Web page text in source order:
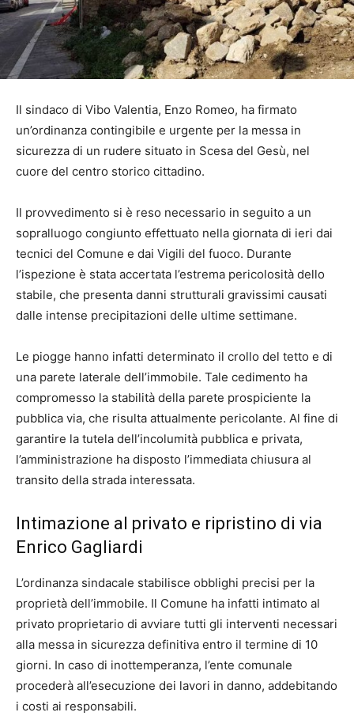
Il sindaco di Vibo Valentia, Enzo Romeo, ha firmato
un’ordinanza contingibile e urgente per la messa in
sicurezza di un rudere situato in Scesa del Gesù, nel
cuore del centro storico cittadino.
Il provvedimento si è reso necessario in seguito a un
sopralluogo congiunto effettuato nella giornata di ieri dai
tecnici del Comune e dai Vigili del fuoco. Durante
l’ispezione è stata accertata l’estrema pericolosità dello
stabile, che presenta danni strutturali gravissimi causati
dalle intense precipitazioni delle ultime settimane.
Le piogge hanno infatti determinato il crollo del tetto e di
una parete laterale dell’immobile. Tale cedimento ha
compromesso la stabilità della parete prospiciente la
pubblica via, che risulta attualmente pericolante. Al fine di
garantire la tutela dell’incolumità pubblica e privata,
l’amministrazione ha disposto l’immediata chiusura al
transito della strada interessata.
Intimazione al privato e ripristino di via
Enrico Gagliardi
L’ordinanza sindacale stabilisce obblighi precisi per la
proprietà dell’immobile. Il Comune ha infatti intimato al
privato proprietario di avviare tutti gli interventi necessari
alla messa in sicurezza definitiva entro il termine di 10
giorni. In caso di inottemperanza, l’ente comunale
procederà all’esecuzione dei lavori in danno, addebitando
i costi ai responsabili.